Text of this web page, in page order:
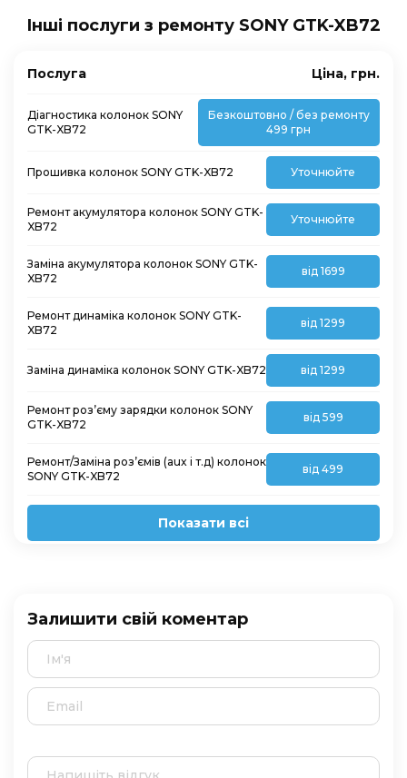
Інші послуги з ремонту SONY GTK-XB72
Послуга Ціна, грн.
Діагностика колонок SONY
GTK-XB72
Безкоштовно / без ремонту
499 грн
Прошивка колонок SONY GTK-XB72 Уточнюйте
Ремонт акумулятора колонок SONY GTK-
XB72
Уточнюйте
Заміна акумулятора колонок SONY GTK-
XB72
від 1699
Ремонт динаміка колонок SONY GTK-
XB72
від 1299
Заміна динаміка колонок SONY GTK-XB72 від 1299
Ремонт роз’єму зарядки колонок SONY
GTK-XB72
від 599
Ремонт/Заміна роз’ємів (aux і т.д) колонок
SONY GTK-XB72
від 499
Показати всі
Залишити свій коментар